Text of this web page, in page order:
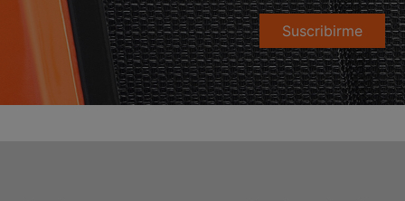
Suscribirme